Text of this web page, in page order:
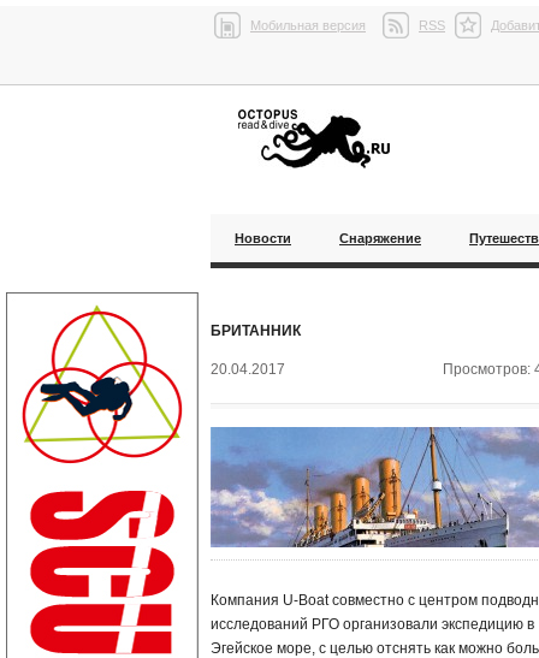
Мобильная версия RSS
Новости Снаряжение
БРИТАННИК
20.04.2017 Просмотров:
Компания U-Boat совместно с центром
исследований РГО организовали экспедицию в
Эгейское море, с целью отснять как можно